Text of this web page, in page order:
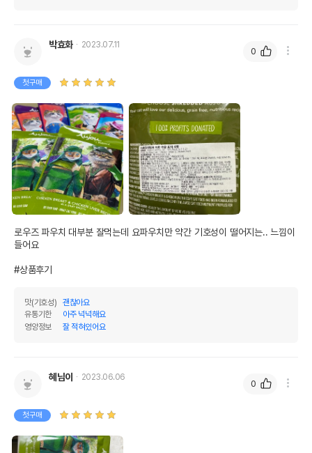
AS책임자와 전화번호
또는 소비자상담 관련
유통기한
이후인 상품이 출고됩니다.
단, 상품명에 유통기한 명시된 경우, 해당
유통기한을 따릅니다.
박효화 2023.07.11
첫구매
로우즈 파우치 대부분 잘먹는데 요파우치만 약간 기호성이 떨어지는.. 느낌이
들어요
#상품후기
맛(기호성)
괜찮아요
유통기한
아주 넉넉해요
영양정보
잘 적혀있어요
0
혜님이 2023.06.06
첫구매
0